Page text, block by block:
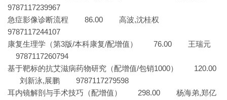
9787117239967
急症影像诊断流程 86.00 高波,沈桂权
9787117244107
康复生理学（第3版/本科康复/配增值） 76.00 王瑞元
9787117260794
基于靶标的抗艾滋病药物研究（配增值/包销1000） 120.00
刘新泳,展鹏 9787117279598
耳内镜解剖与手术技巧（配增值） 298.00 杨海弟,郑亿